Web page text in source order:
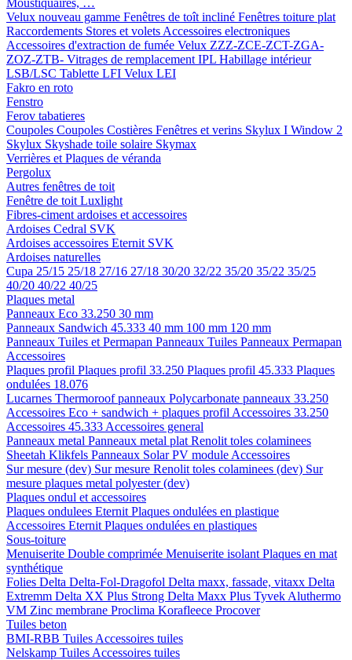
Moustiquaires, …
Velux nouveau gamme Fenêtres de toît incliné Fenêtres toiture plat
Raccordements Stores et volets Accessoires electroniques
Accessoires d'extraction de fumée Velux ZZZ-ZCE-ZCT-ZGA-
ZOZ-ZTB- Vitrages de remplacement IPL Habillage intérieur
LSB/LSC Tablette LFI Velux LEI
Fakro en roto
Fenstro
Ferov tabatieres
Coupoles Coupoles Costières Fenêtres et verins Skylux I Window 2
Skylux Skyshade toile solaire Skymax
Verrières et Plaques de véranda
Pergolux
Autres fenêtres de toit
Fenêtre de toit Luxlight
Fibres-ciment ardoises et accessoires
Ardoises Cedral SVK
Ardoises accessoires Eternit SVK
Ardoises naturelles
Cupa 25/15 25/18 27/16 27/18 30/20 32/22 35/20 35/22 35/25
40/20 40/22 40/25
Plaques metal
Panneaux Eco 33.250 30 mm
Panneaux Sandwich 45.333 40 mm 100 mm 120 mm
Panneaux Tuiles et Permapan Panneaux Tuiles Panneaux Permapan
Accessoires
Plaques profil Plaques profil 33.250 Plaques profil 45.333 Plaques
ondulées 18.076
Lucarnes Thermoroof panneaux Polycarbonate panneaux 33.250
Accessoires Eco + sandwich + plaques profil Accessoires 33.250
Accessoires 45.333 Accessoires general
Panneaux metal Panneaux metal plat Renolit toles colaminees
Sheetah Klikfels Panneaux Solar PV module Accessoires
Sur mesure (dev) Sur mesure Renolit toles colaminees (dev) Sur
mesure plaques metal polyester (dev)
Plaques ondul et accessoires
Plaques ondulees Eternit Plaques ondulées en plastique
Accessoires Eternit Plaques ondulées en plastiques
Sous-toiture
Menuiserite Double comprimée Menuiserite isolant Plaques en mat
synthétique
Folies Delta Delta-Fol-Dragofol Delta maxx, fassade, vitaxx Delta
Extremm Delta XX Plus Strong Delta Maxx Plus Tyvek Aluthermo
VM Zinc membrane Proclima Korafleece Procover
Tuiles beton
BMI-RBB Tuiles Accessoires tuiles
Nelskamp Tuiles Accessoires tuiles